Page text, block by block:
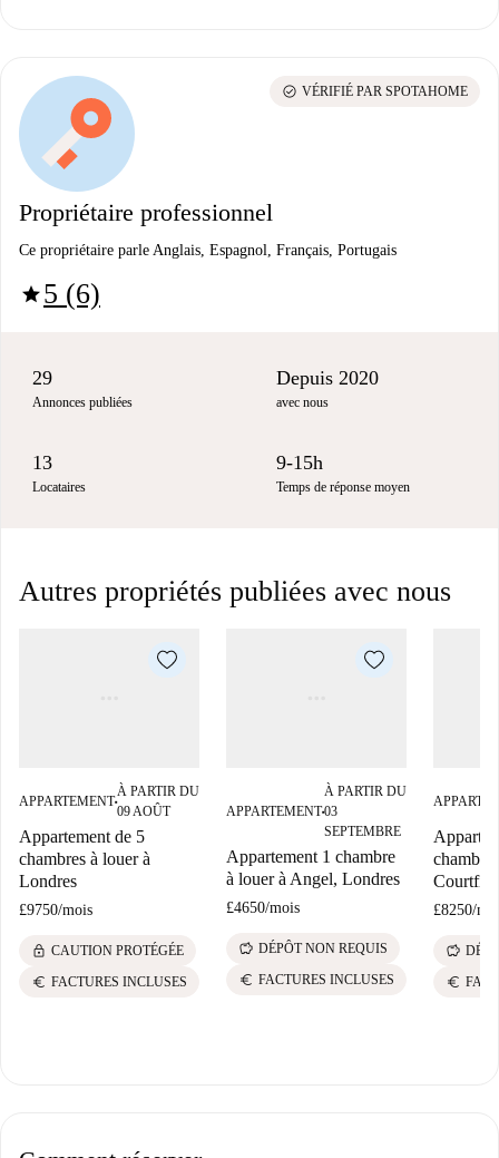
Propriétaire professionnel
Ce propriétaire parle Anglais, Espagnol, Français, Portugais
star5 (6)
check_circle VÉRIFIÉ PAR SPOTAHOME
29
Annonces publiées
Depuis 2020
avec nous
13
Locataires
9-15h
Temps de réponse moyen
Autres propriétés publiées avec nous
APPARTEMENT■
À PARTIR DU
09 AOÛT
Appartement de 5
chambres à louer à
Londres
£9750/mois
lock CAUTION PROTÉGÉE
euro FACTURES INCLUSES
APPARTEMENT■
À PARTIR DU
03
SEPTEMBRE
Appartement 1 chambre
à louer à Angel, Londres
£4650/mois
savings DÉPÔT NON REQUIS
euro FACTURES INCLUSES
£8250/
savings
euro